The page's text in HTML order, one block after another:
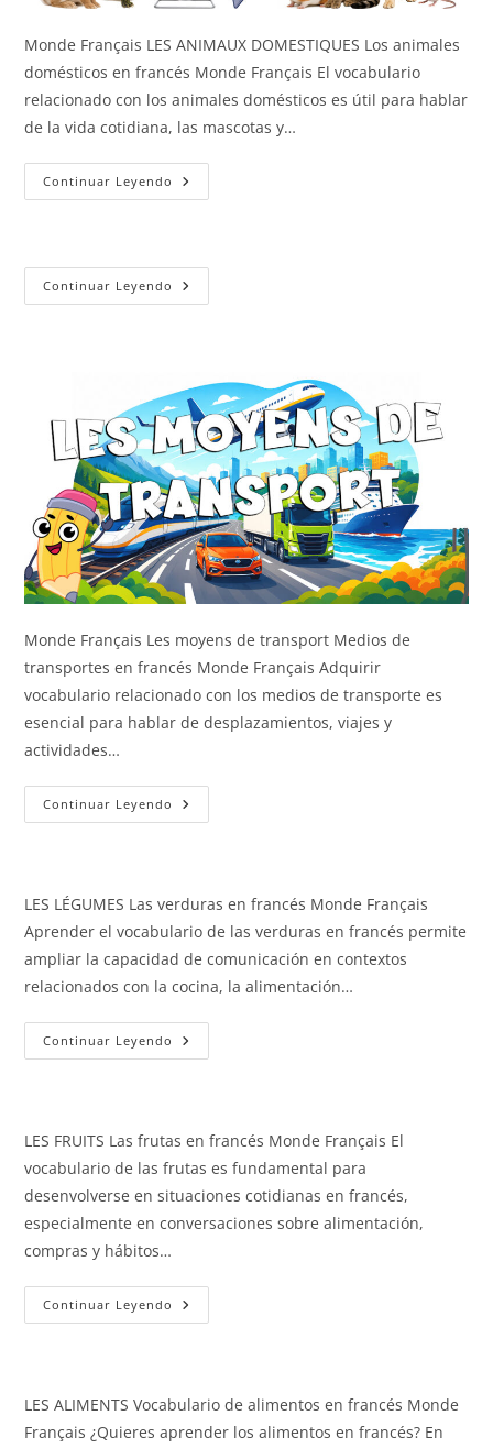
Monde Français LES ANIMAUX DOMESTIQUES Los animales
domésticos en francés Monde Français El vocabulario
relacionado con los animales domésticos es útil para hablar
de la vida cotidiana, las mascotas y…
Continuar Leyendo Los
Animales
Continuar Leyendo Los
Animales
Monde Français Les moyens de transport Medios de
transportes en francés Monde Français Adquirir
vocabulario relacionado con los medios de transporte es
esencial para hablar de desplazamientos, viajes y
actividades…
Continuar Leyendo Los
Medios
LES LÉGUMES Las verduras en francés Monde Français
Aprender el vocabulario de las verduras en francés permite
ampliar la capacidad de comunicación en contextos
relacionados con la cocina, la alimentación…
Continuar Leyendo Las
Verduras
LES FRUITS Las frutas en francés Monde Français El
vocabulario de las frutas es fundamental para
desenvolverse en situaciones cotidianas en francés,
especialmente en conversaciones sobre alimentación,
compras y hábitos…
Continuar Leyendo Las
Frutas
LES ALIMENTS Vocabulario de alimentos en francés Monde
Français ¿Quieres aprender los alimentos en francés? En